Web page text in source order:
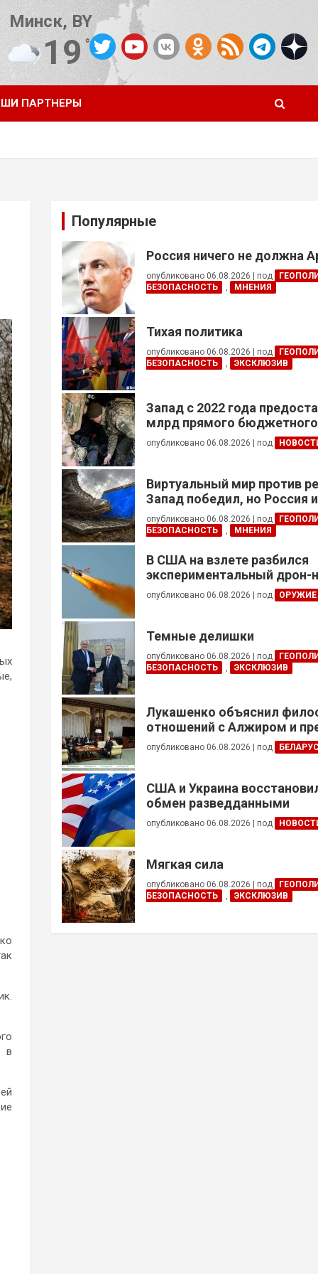
Минск, BY
19°C
от OpenWeatherMap
ПАРТНЕРЫ
в
Популярные
Россия ничего не должна
опубликовано 06.08.2026 под
БЕЗОПАСНОСТЬ
, МНЕНИЯ
Тихая политика
опубликовано 06.08.2026 под
БЕЗОПАСНОСТЬ
, ЭКСКЛЮЗИВ
Запад с 2022 года
млрд прямого бюджетного
финансирования — глава
Украины
опубликовано 06.08.2026 под
Виртуальный мир против
Запад победил, но Россия
опубликовано 06.08.2026 под
БЕЗОПАСНОСТЬ
, МНЕНИЯ
В США на взлете разбился
экспериментальный дрон-
опубликовано 06.08.2026 под ОРУЖИЕ
Темные делишки
опубликовано 06.08.2026 под
БЕЗОПАСНОСТЬ
, ЭКСКЛЮЗИВ
Лукашенко объяснил
отношений с Алжиром и
ускорить реализацию
опубликовано 06.08.2026 под
США и Украина
обмен разведданными
опубликовано 06.08.2026 под
Мягкая сила
опубликовано 06.08.2026 под
БЕЗОПАСНОСТЬ
, ЭКСКЛЮЗИВ